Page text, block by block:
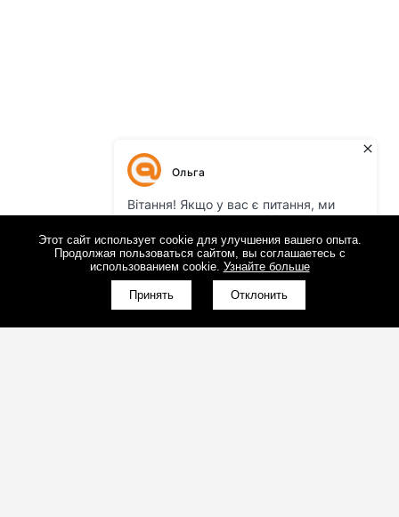
Этот сайт использует cookie для улучшения вашего опыта.
Продолжая пользоваться сайтом, вы соглашаетесь с
использованием cookie. Узнайте больше
Принять Отклонить